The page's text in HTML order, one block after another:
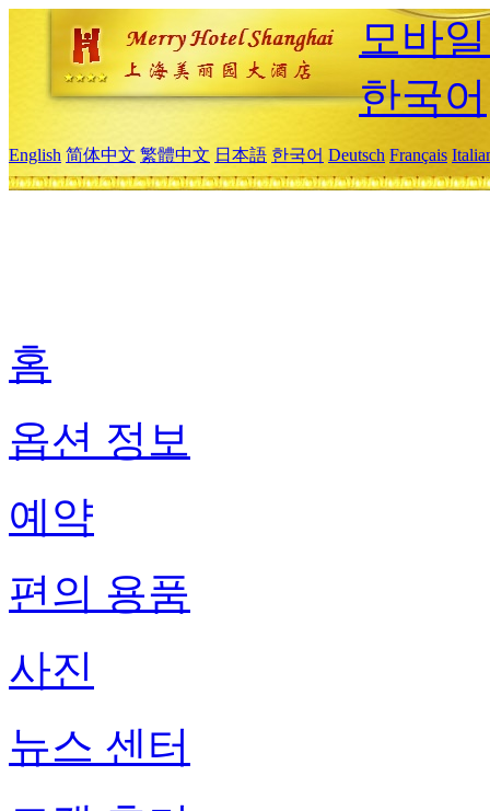
모바
한국어
English 简体中文 繁體中文 日本語 한국어 Deutsch Français
홈
옵션 정보
예약
편의 용품
사진
뉴스 센터